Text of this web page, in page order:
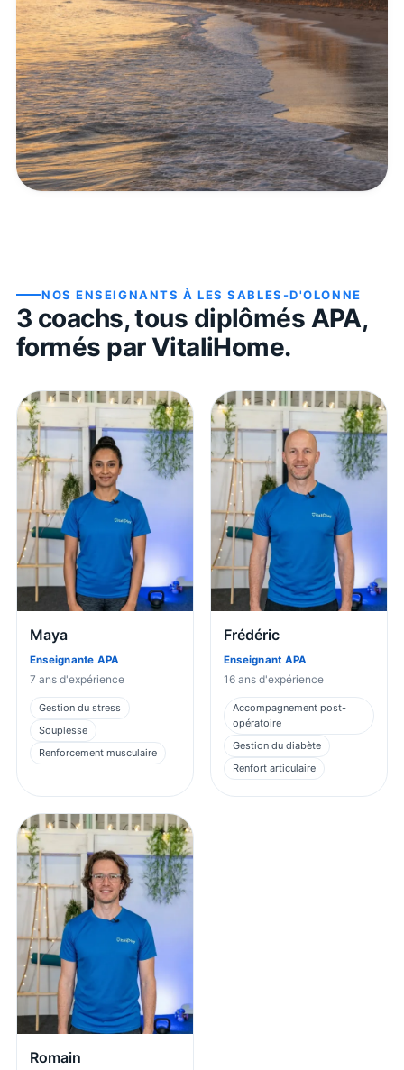
NOS ENSEIGNANTS ÀLES SABLES-D'OLONNE
3 coachs, tous diplômés APA,
formés par VitaliHome.
Maya
Enseignante APA
7 ans d'expérience
Gestion du stress
Souplesse
Renforcement musculaire
Frédéric
Enseignant APA
16 ans d'expérience
Accompagnement post-
opératoire
Gestion du diabète
Renfort articulaire
Romain